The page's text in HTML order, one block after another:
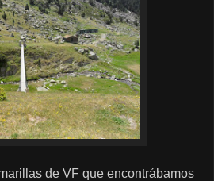
de VF que encontrábamos